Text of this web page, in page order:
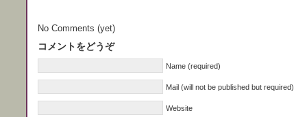
No Comments (yet)
コメントをどうぞ
Name (required)
Mail (will not be published but required)
Website